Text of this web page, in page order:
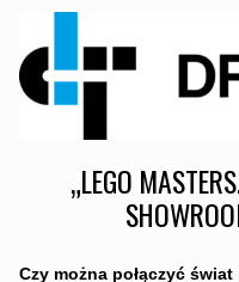
Skip
„LEGO
Czy można połączyć